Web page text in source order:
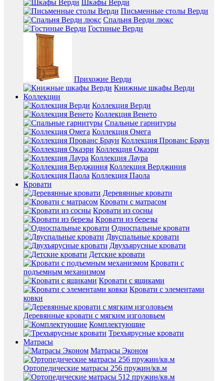
Шкафы Верди
Письменные столы Верди
Спальня Верди люкс
Гостиные Верди
Прихожие Верди
Книжные шкафы Верди
Коллекции
Коллекция Верди
Коллекция Венето
Спальные гарнитуры
Коллекция Омега
Коллекция Прованс Браун
Коллекция Окаэри
Коллекция Лаура
Коллекция Верджиния
Коллекция Паола
Кровати
Деревянные кровати
Кровати с матрасом
Кровати из сосны
Кровати из березы
Односпальные кровати
Двуспальные кровати
Двухъярусные кровати
Детские кровати
Кровати с
подъемным механизмом
Кровати с ящиками
Кровати с элементами
ковки
Деревянные кровати с мягким изголовьем
Комплектующие
Трехъярусные кровати
Матрасы
Матрасы Эконом
Ортопедические матрасы 256 пружин/кв.м